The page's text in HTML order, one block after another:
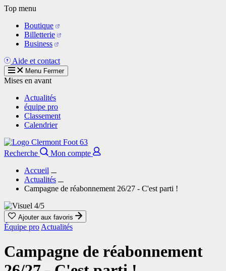
Aller
contenu
principal
Top menu
Boutique
Billetterie
Business
Aide et contact
Menu Fermer
Mises en avant
Actualités
équipe pro
Classement
Calendrier
Recherche
Mon compte
Accueil
Actualités
Campagne de réabonnement 26/27 - C'est parti !
Ajouter aux favoris
Équipe pro Actualités
Campagne de réabonnement